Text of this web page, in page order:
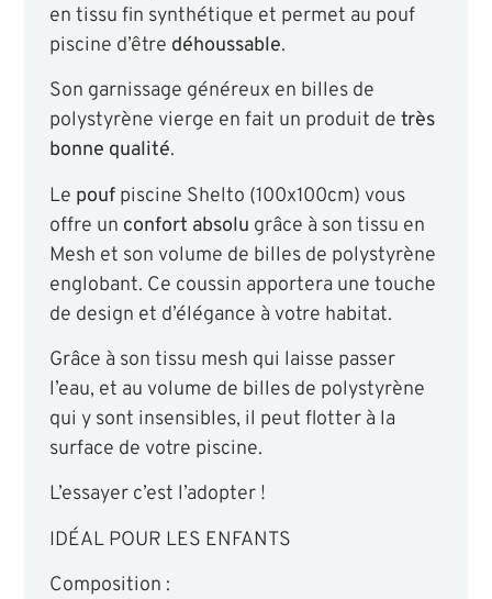
en tissu fin synthétique et permet au pouf
piscine d’être déhoussable.
Son garnissage généreux en billes de
polystyrène vierge en fait un produit de très
bonne qualité.
Le poufpiscine Shelto (100x100cm) vous
offre un confort absolu grâce à son tissu en
Mesh et son volume de billes de polystyrène
englobant. Ce coussin apportera une touche
de design et d’élégance à votre habitat.
Grâce à son tissu mesh qui laisse passer
l’eau, et au volume de billes de polystyrène
qui y sont insensibles, il peut flotter à la
surface de votre piscine.
L’essayer c’est l’adopter !
IDÉAL POUR LES ENFANTS
Composition :